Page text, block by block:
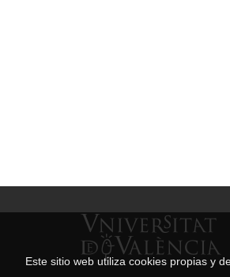
Este sitio web utiliza cookies propias y